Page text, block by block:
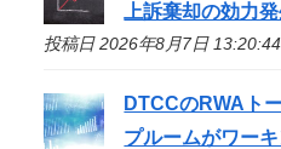
上訴棄却の効力
投稿日 2026年8月7日
DTCCのRWAト
プルームがワー